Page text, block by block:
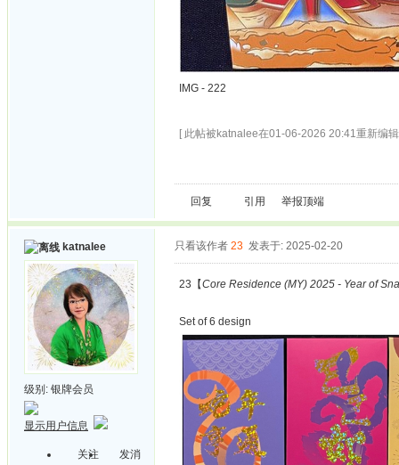
IMG - 222
[ 此帖被katnalee在01-06-2026 20:41重新编
回复 引用 举报顶端
katnalee
级别: 银牌会员
显示用户信息
关注
发消
只看该作者 23 发表于: 2025-02-20
23【Core Residence (MY) 2025 - Year of
Set of 6 design